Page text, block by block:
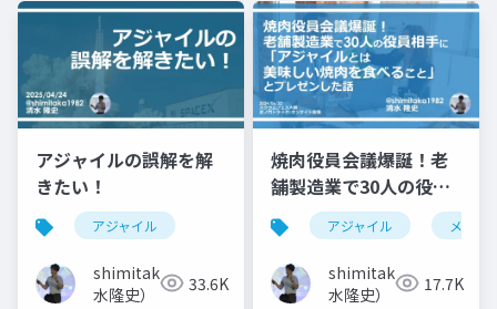
アジャイルの誤解を解
きたい！
アジャイル
shimitaka（清
水隆史）
33.6K
焼肉役員会議爆誕！老
舗製造業で30人の役員
相手に「アジャイルと
は美味しい焼肉を食べ
ること」とプレゼンし
た話
アジャイル メタフ
shimitaka（清
水隆史）
17.7K